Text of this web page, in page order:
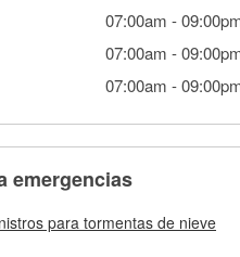
07:00am -
07:00am -
07:00am -
emergencias
para tormentas de nieve